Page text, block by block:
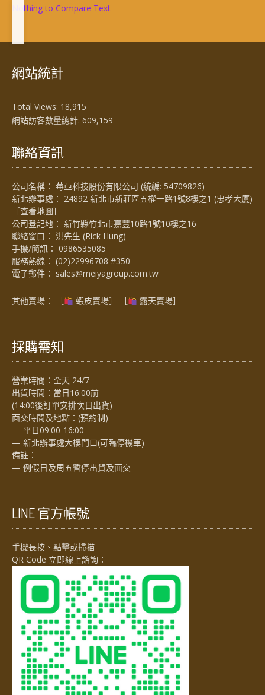
Nothing to Compare Text
網站統計
Total Views: 18,915
網站訪客數量總計: 609,159
聯絡資訊
公司名稱： 莓亞科技股份有限公司 (統編: 54709826)
新北辦事處： 24892 新北市新莊區五權一路1號8樓之1 (忠孝大廈)
［查看地圖］
公司登記地： 新竹縣竹北市嘉豐10路1號10樓之16
聯絡窗口： 洪先生 (Rick Hung)
手機/簡訊： 0986535085
服務熱線： (02)22996708 #350
電子郵件： sales@meiyagroup.com.tw
其他賣場： ［ 蝦皮賣場］ ［ 露天賣場］
採購需知
營業時間：全天 24/7
出貨時間：當日16:00前
(14:00後訂單安排次日出貨)
面交時間及地點：(預約制)
— 平日09:00-16:00
— 新北辦事處大樓門口(可臨停機車)
備註：
— 例假日及周五暫停出貨及面交
LINE 官方帳號
手機長按、點擊或掃描
QR Code 立即線上諮詢：